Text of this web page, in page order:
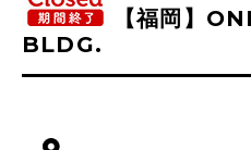
【福岡】
BLDG.